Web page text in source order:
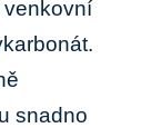
venkovní
snadno